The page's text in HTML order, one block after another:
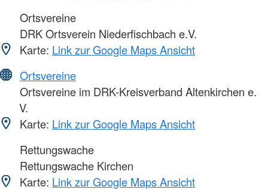
Ortsvereine
DRK Ortsverein Niederfischbach e.V.
Karte: Link zur Google Maps Ansicht
Ortsvereine
Ortsvereine im DRK-Kreisverband Altenkirchen e.
V.
Karte: Link zur Google Maps Ansicht
Rettungswache
Rettungswache Kirchen
Karte: Link zur Google Maps Ansicht